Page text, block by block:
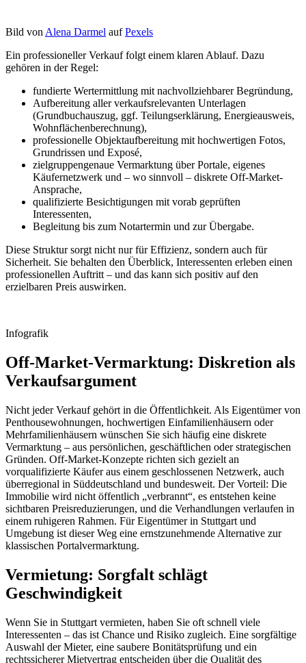
Bild von Alena Darmel aufPexels
Ein professioneller Verkauf folgt einem klaren Ablauf. Dazu
gehören in der Regel:
fundierte Wertermittlung mit nachvollziehbarer Begründung,
Aufbereitung aller verkaufsrelevanten Unterlagen
(Grundbuchauszug, ggf. Teilungserklärung, Energieausweis,
Wohnflächenberechnung),
professionelle Objektaufbereitung mit hochwertigen Fotos,
Grundrissen und Exposé,
zielgruppengenaue Vermarktung über Portale, eigenes
Käufernetzwerk und – wo sinnvoll – diskrete Off-Market-
Ansprache,
qualifizierte Besichtigungen mit vorab geprüften
Interessenten,
Begleitung bis zum Notartermin und zur Übergabe.
Diese Struktur sorgt nicht nur für Effizienz, sondern auch für
Sicherheit. Sie behalten den Überblick, Interessenten erleben einen
professionellen Auftritt – und das kann sich positiv auf den
erzielbaren Preis auswirken.
Infografik
Off-Market-Vermarktung: Diskretion als
Verkaufsargument
Nicht jeder Verkauf gehört in die Öffentlichkeit. Als Eigentümer von
Penthousewohnungen, hochwertigen Einfamilienhäusern oder
Mehrfamilienhäusern wünschen Sie sich häufig eine diskrete
Vermarktung – aus persönlichen, geschäftlichen oder strategischen
Gründen. Off-Market-Konzepte richten sich gezielt an
vorqualifizierte Käufer aus einem geschlossenen Netzwerk, auch
überregional in Süddeutschland und bundesweit. Der Vorteil: Die
Immobilie wird nicht öffentlich „verbrannt“, es entstehen keine
sichtbaren Preisreduzierungen, und die Verhandlungen verlaufen in
einem ruhigeren Rahmen. Für Eigentümer in Stuttgart und
Umgebung ist dieser Weg eine ernstzunehmende Alternative zur
klassischen Portalvermarktung.
Vermietung: Sorgfalt schlägt
Geschwindigkeit
Wenn Sie in Stuttgart vermieten, haben Sie oft schnell viele
Interessenten – das ist Chance und Risiko zugleich. Eine sorgfältige
Auswahl der Mieter, eine saubere Bonitätsprüfung und ein
rechtssicherer Mietvertrag entscheiden über die Qualität des